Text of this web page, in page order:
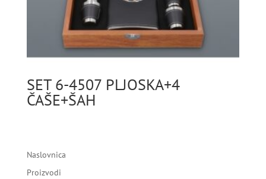
SET 6-4507 PLJOSKA+4
ČAŠE+ŠAH
Naslovnica
Proizvodi